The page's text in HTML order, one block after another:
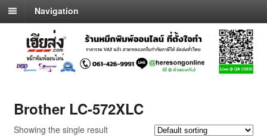
Navigation
Brother LC-572XLC
Showing the single result